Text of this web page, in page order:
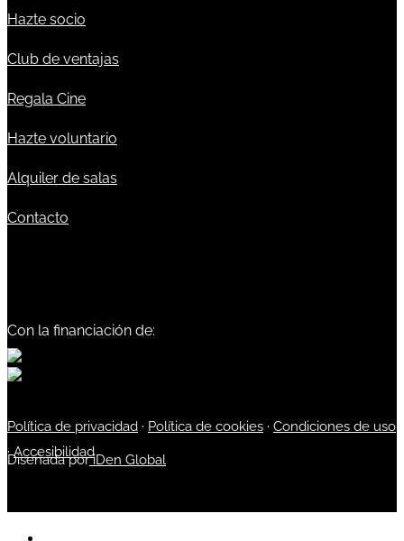
Hazte socio
Club de ventajas
Regala Cine
Hazte voluntario
Alquiler de salas
Contacto
Con la financiación de:
Política de privacidad · Política de cookies · Condiciones de uso
·Accesibilidad
Diseñada poriDen Global